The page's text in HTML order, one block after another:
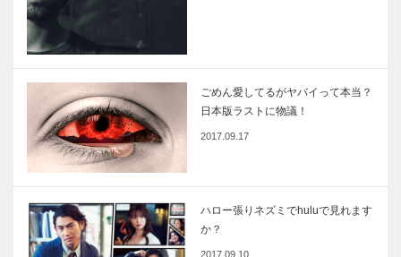
ごめん愛してるがヤバイって本当？
日本版ラストに物議！
2017.09.17
ハロー張りネズミでhuluで見れます
か？
2017.09.10